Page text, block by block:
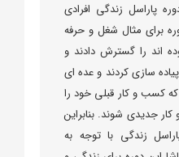
پاراسل زندگی افرادی
برای مثال شغل و حرفه
اند را گسترش دادند و
سازی کردند و عده ای
کسب و کار قبلی خود را
جدیدی شوند. بنابراین
زندگی با توجه به